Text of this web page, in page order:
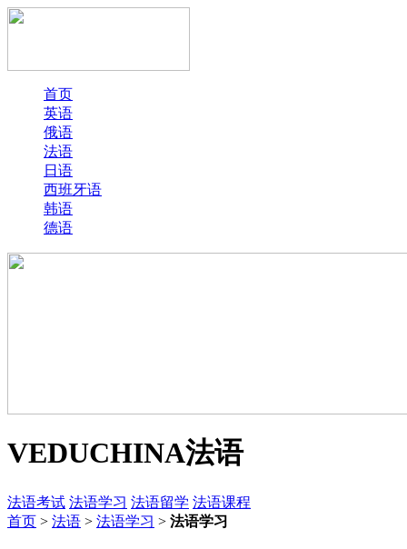
首页
英语
俄语
法语
日语
西班牙语
韩语
德语
VEDUCHINA法语
法语考试 法语学习 法语留学 法语课程
首页 > 法语 > 法语学习 > 法语学习